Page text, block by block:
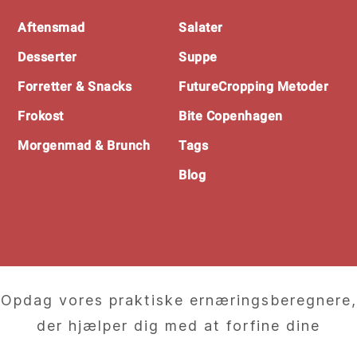
Aftensmad
Desserter
Forretter & Snacks
Frokost
Morgenmad & Brunch
Salater
Suppe
FutureCropping Metoder
Bite Copenhagen
Tags
Blog
Opdag vores praktiske ernæringsberegnere,
der hjælper dig med at forfine dine